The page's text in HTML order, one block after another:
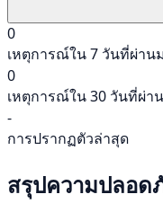
0
เหตุการณ์ใน 7 วันที่ผ่าน
0
เหตุการณ์ใน 30 วันที่ผ่า
-
การปรากฏตัวล่าสุด
สรุปความปลอด